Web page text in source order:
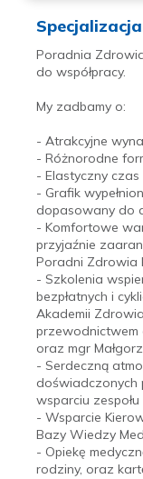
Poradnia
do współpracy.
My zadbamy o:
- Atrakcyjne
- Różnorodne
- Elastyczny czas
- Grafik
dopasowany do
- Komfortowe
przyjaźnie
Poradni Zdrowia
- Szkolenia
bezpłatnych i
Akademii
przewodnictwem
oraz mgr
- Serdeczną
doświadczonych
wsparciu
- Wsparcie
Bazy Wiedzy
- Opiekę
rodziny, oraz